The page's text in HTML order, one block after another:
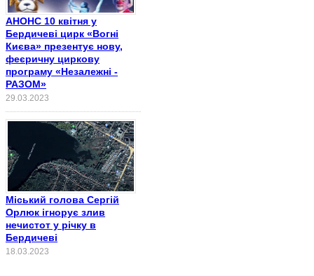
АНОНС 10 квітня у
Бердичеві цирк «Вогні
Києва» презентує нову,
феєричну циркову
програму «Незалежні -
РАЗОМ»
29.03.2023
Міський голова Сергій
Орлюк ігнорує злив
нечистот у річку в
Бердичеві
18.03.2023